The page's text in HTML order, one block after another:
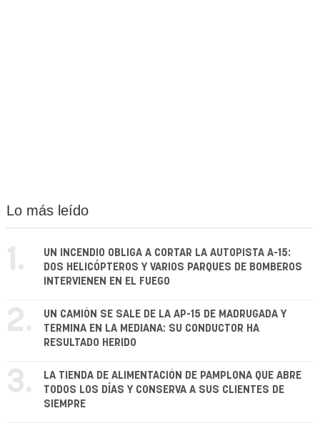
Lo más leído
1.
UN INCENDIO OBLIGA A CORTAR LA AUTOPISTA A-15:
DOS HELICÓPTEROS Y VARIOS PARQUES DE BOMBEROS
INTERVIENEN EN EL FUEGO
2.
UN CAMIÓN SE SALE DE LA AP-15 DE MADRUGADA Y
TERMINA EN LA MEDIANA: SU CONDUCTOR HA
RESULTADO HERIDO
3.
LA TIENDA DE ALIMENTACIÓN DE PAMPLONA QUE ABRE
TODOS LOS DÍAS Y CONSERVA A SUS CLIENTES DE
SIEMPRE